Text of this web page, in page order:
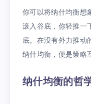
你可以将纳什均衡想
滚入谷底，你轻推一
底。在没有外力推动
纳什均衡，便是策略
纳什均衡的哲